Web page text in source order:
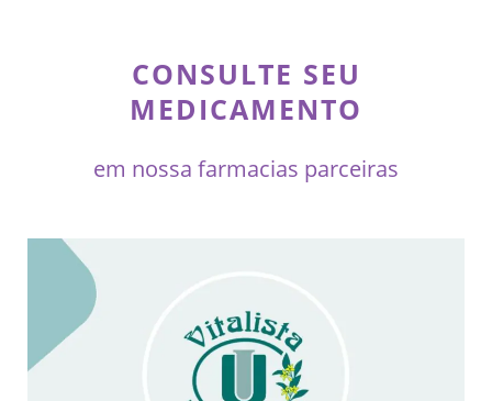
CONSULTE SEU
MEDICAMENTO
em nossa farmacias parceiras